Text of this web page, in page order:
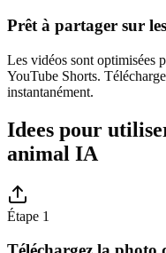
Prêt à partager sur
Les vidéos sont optimisées
YouTube Shorts.
instantanément.
Idees pour
animal IA
Étape 1